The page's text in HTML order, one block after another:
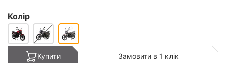
Колір
Купити Замовити в 1 клік